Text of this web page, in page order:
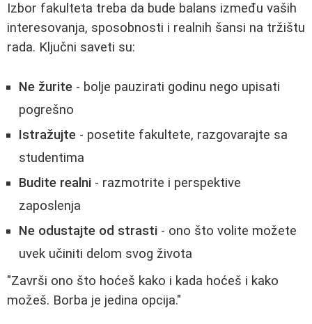
Izbor fakulteta treba da bude balans između vaših
interesovanja, sposobnosti i realnih šansi na tržištu
rada. Ključni saveti su:
Ne žurite - bolje pauzirati godinu nego upisati
pogrešno
Istražujte - posetite fakultete, razgovarajte sa
studentima
Budite realni - razmotrite i perspektive
zaposlenja
Ne odustajte od strasti - ono što volite možete
uvek učiniti delom svog života
"Završi ono što hoćeš kako i kada hoćeš i kako
možeš. Borba je jedina opcija."